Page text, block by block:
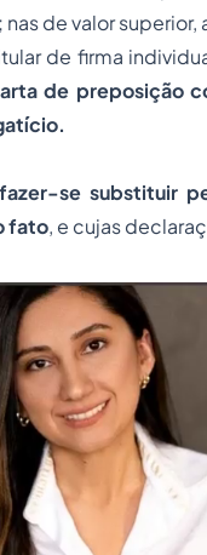
de valor superior,
de firma
de preposição
fazer-se substituir
fato, e cujas